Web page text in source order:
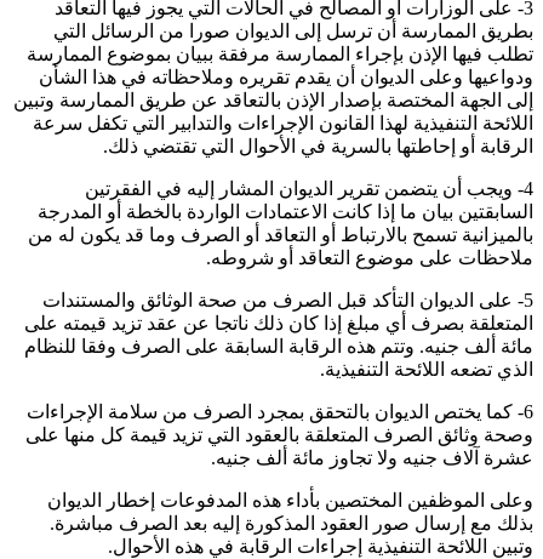
3- على الوزارات أو المصالح في الحالات التي يجوز فيها التعاقد
بطريق الممارسة أن ترسل إلى الديوان صورا من الرسائل التي
تطلب فيها الإذن بإجراء الممارسة مرفقة ببيان بموضوع الممارسة
ودواعيها وعلى الديوان أن يقدم تقريره وملاحظاته في هذا الشأن
إلى الجهة المختصة بإصدار الإذن بالتعاقد عن طريق الممارسة وتبين
اللائحة التنفيذية لهذا القانون الإجراءات والتدابير التي تكفل سرعة
الرقابة أو إحاطتها بالسرية في الأحوال التي تقتضي ذلك.
4- ويجب أن يتضمن تقرير الديوان المشار إليه في الفقرتين
السابقتين بيان ما إذا كانت الاعتمادات الواردة بالخطة أو المدرجة
بالميزانية تسمح بالارتباط أو التعاقد أو الصرف وما قد يكون له من
ملاحظات على موضوع التعاقد أو شروطه.
5- على الديوان التأكد قبل الصرف من صحة الوثائق والمستندات
المتعلقة بصرف أي مبلغ إذا كان ذلك ناتجا عن عقد تزيد قيمته على
مائة ألف جنيه. وتتم هذه الرقابة السابقة على الصرف وفقا للنظام
الذي تضعه اللائحة التنفيذية.
6- كما يختص الديوان بالتحقق بمجرد الصرف من سلامة الإجراءات
وصحة وثائق الصرف المتعلقة بالعقود التي تزيد قيمة كل منها على
عشرة آلاف جنيه ولا تجاوز مائة ألف جنيه.
وعلى الموظفين المختصين بأداء هذه المدفوعات إخطار الديوان
بذلك مع إرسال صور العقود المذكورة إليه بعد الصرف مباشرة.
وتبين اللائحة التنفيذية إجراءات الرقابة في هذه الأحوال.